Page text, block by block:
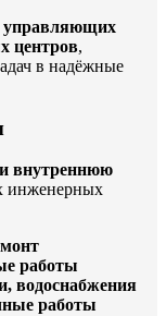
управляющих
центров,
в надёжные
внутреннюю
инженерных
работы
водоснабжения
работы